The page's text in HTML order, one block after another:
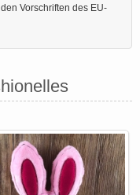
Vorschriften des EU-